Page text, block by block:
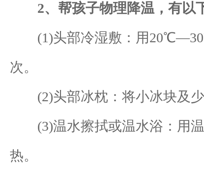
2、帮孩子物理降温，有以
(1)头部冷湿敷：用20℃—30℃
次。
(2)头部冰枕：将小冰块及少
(3)温水擦拭或温水浴：用温
热。